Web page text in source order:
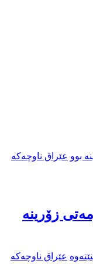
عێراق ناوچەکە
زۆرینه‌
عێراق ناوچەکە